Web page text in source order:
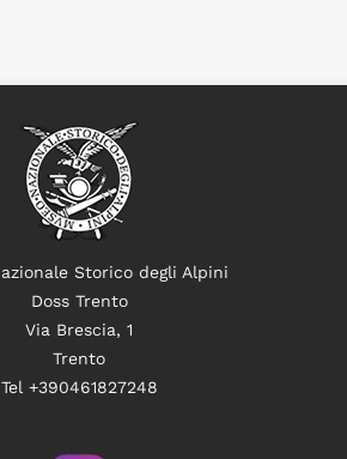
Storico degli Alpini
Doss Trento
Via Brescia, 1
Trento
Tel +390461827248